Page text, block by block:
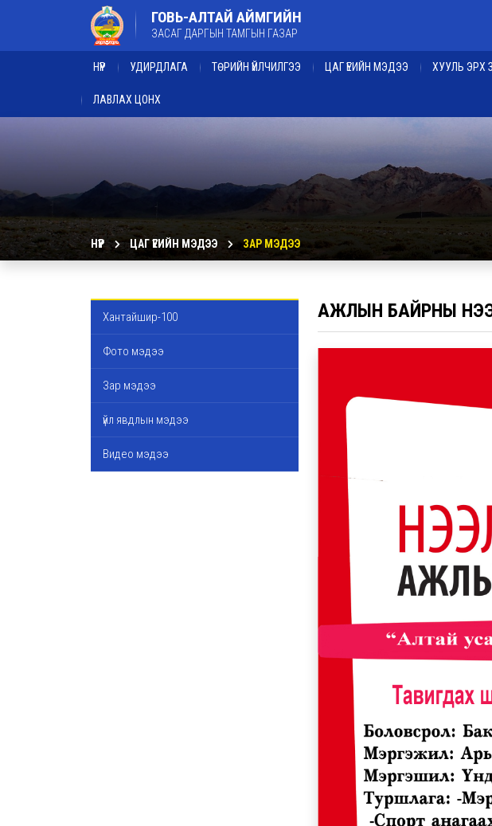
ГОВЬ-АЛТАЙ АЙМГИЙН
ЗАСАГ ДАРГЫН ТАМГЫН ГАЗАР
НҮҮР УДИРДЛАГА ТӨРИЙН ҮЙЛЧИЛГЭЭ ЦАГ ҮЕИЙН МЭДЭЭ ХУУЛЬ ЭРХ
ЛАВЛАХ ЦОНХ
НҮҮР ЦАГ ҮЕИЙН МЭДЭЭ ЗАР МЭДЭЭ
Хантайшир-100
Фото мэдээ
Зар мэдээ
үйл явдлын мэдээ
Видео мэдээ
АЖЛЫН БАЙРНЫ